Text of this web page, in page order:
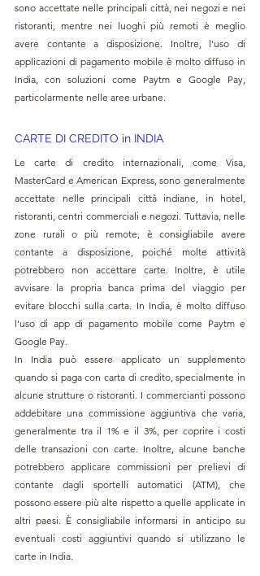
sono accettate nelle principali città, nei negozi e nei
ristoranti, mentre nei luoghi più remoti è meglio
avere contante a disposizione. Inoltre, l'uso di
applicazioni di pagamento mobile è molto diffuso in
India, con soluzioni come Paytm e Google Pay,
particolarmente nelle aree urbane.
CARTE DI CREDITO in INDIA
Le carte di credito internazionali, come Visa,
MasterCard e American Express, sono generalmente
accettate nelle principali città indiane, in hotel,
ristoranti, centri commerciali e negozi. Tuttavia, nelle
zone rurali o più remote, è consigliabile avere
contante a disposizione, poiché molte attività
potrebbero non accettare carte. Inoltre, è utile
avvisare la propria banca prima del viaggio per
evitare blocchi sulla carta. In India, è molto diffuso
l'uso di app di pagamento mobile come Paytm e
Google Pay.
In India può essere applicato un supplemento
quando si paga con carta di credito, specialmente in
alcune strutture o ristoranti. I commercianti possono
addebitare una commissione aggiuntiva che varia,
generalmente tra il 1% e il 3%, per coprire i costi
delle transazioni con carte. Inoltre, alcune banche
potrebbero applicare commissioni per prelievi di
contante dagli sportelli automatici (ATM), che
possono essere più alte rispetto a quelle applicate in
altri paesi. È consigliabile informarsi in anticipo su
eventuali costi aggiuntivi quando si utilizzano le
carte in India.